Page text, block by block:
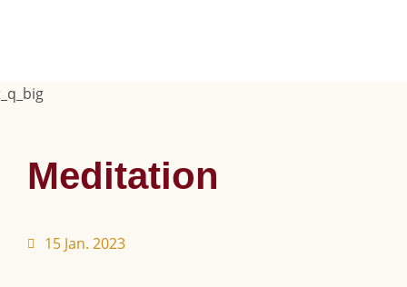
Meditation
15 Jan. 2023